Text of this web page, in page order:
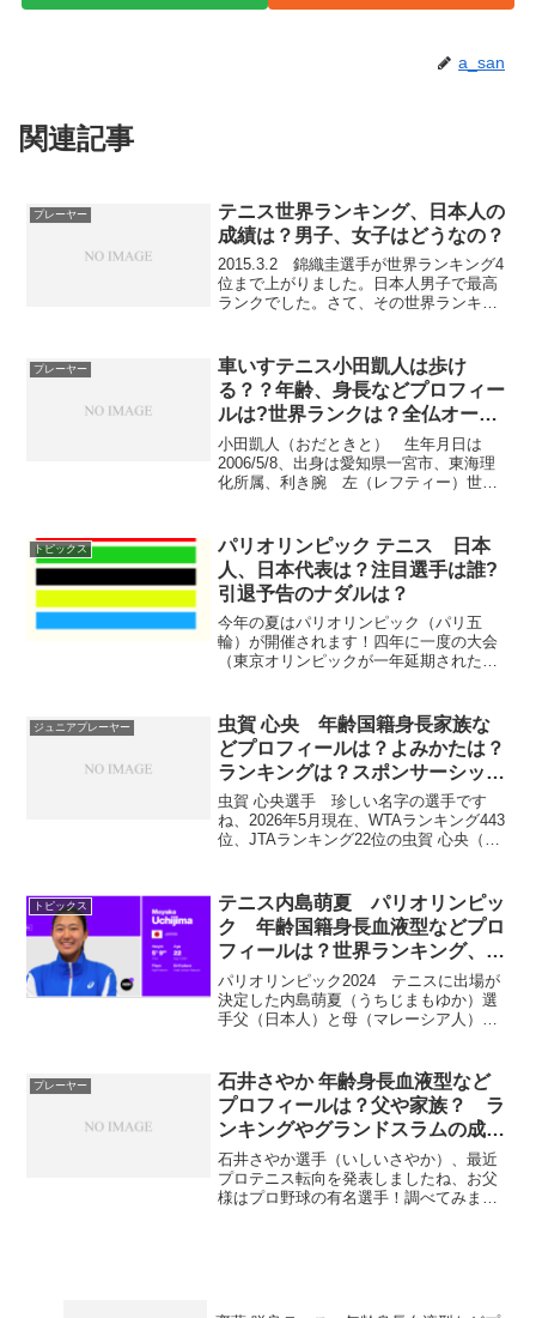
a_san
関連記事
プレーヤー
テニス世界ランキング、日本人の
成績は？男子、女子はどうなの？
2015.3.2 錦織圭選手が世界ランキング4
位まで上がりました。日本人男子で最高
ランクでした。さて、その世界ランキン
なのか、調べてみました。テニス世界ラ
ンキングとはテ...
プレーヤー
車いすテニス小田凱人は歩け
る？？年齢、身長などプロフィー
ルは?世界ランクは？全仏オープ
ン優勝！ギネス記録は？
小田凱人（おだときと） 生年月日は
2006/5/8、出身は愛知県一宮市、東海理
化所属、利き腕 左（レフティー）世界
くお伝えしますね。小田凱人は歩ける？
プライベートな情...
トピックス
パリオリンピック テニス 日本
人、日本代表は？注目選手は誰?
引退予告のナダルは？
今年の夏はパリオリンピック（パリ五
輪）が開催されます！四年に一度の大会
（東京オリンピックが一年延期されたの
表は誰か？ 注目の選手は？今年引退を
示唆しているナダル選手は？...
ジュニアプレーヤー
虫賀 心央 年齢国籍身長家族な
どプロフィールは？よみかたは？
ランキングは？スポンサーシップ
契約は？コロナ後遺症
虫賀 心央選手 珍しい名字の選手です
ね、2026年5月現在、WTAランキング443
位、JTAランキング22位の虫賀 心央（む
ロフィールは？名前：虫賀心央（むしか
みお）...
トピックス
テニス内島萌夏 パリオリンピッ
ク 年齢国籍身長血液型などプロ
フィールは？世界ランキング、グ
ランドスラム成績は？
パリオリンピック2024 テニスに出場が
決定した内島萌夏（うちじまもゆか）選
手父（日本人）と母（マレーシア人）の
といわれています。JTA（日本テニス協
会）ランキング 第...
プレーヤー
石井さやか 年齢身長血液型など
プロフィールは？父や家族？ ラ
ンキングやグランドスラムの成績
は？
石井さやか選手（いしいさやか）、最近
プロテニス転向を発表しましたね、お父
様はプロ野球の有名選手！調べてみまし